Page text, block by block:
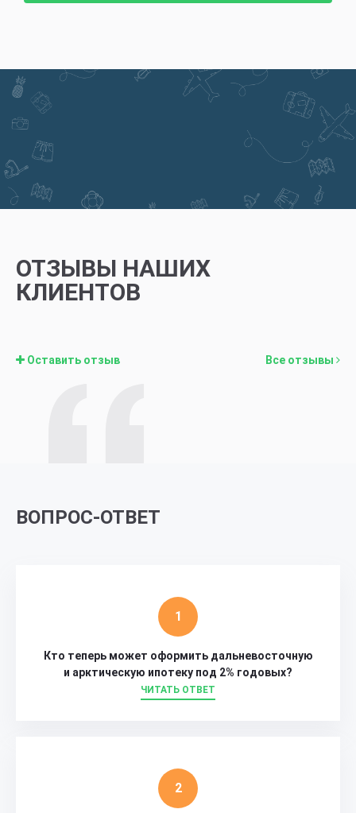
ОТЗЫВЫ НАШИХ
КЛИЕНТОВ
Оставить отзыв Все отзывы
ВОПРОС-ОТВЕТ
Кто теперь может оформить дальневосточную
и арктическую ипотеку под 2% годовых?
ЧИТАТЬ ОТВЕТ